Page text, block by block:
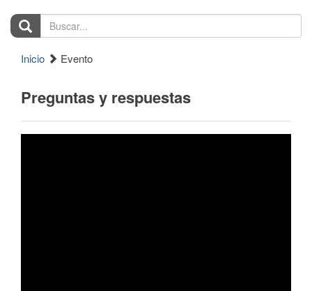
Buscar...
Inicio Evento
Preguntas y respuestas